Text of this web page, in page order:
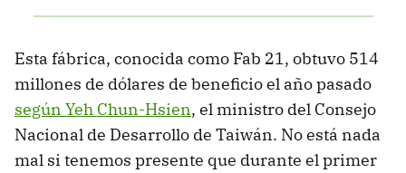
Esta fábrica, conocida como Fab 21, obtuvo 514
millones de dólares de beneficio el año pasado
según Yeh Chun-Hsien, el ministro del Consejo
Nacional de Desarrollo de Taiwán. No está nada
mal si tenemos presente que durante el primer